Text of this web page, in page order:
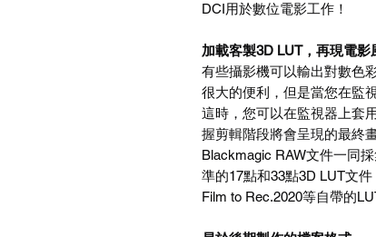
DCI用於數位電影工作！
加載客製3D LUT，再現電影
有些攝影機可以輸出對數色
很大的便利，但是當您在監
這時，您可以在監視器上套
握剪輯階段將會呈現的最終
Blackmagic RAW文件一同
準的17點和33點3D LUT文件
Film to Rec.2020等自帶的